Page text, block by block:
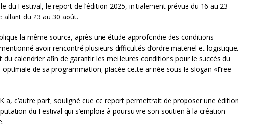
du Festival, le report de l’édition 2025, initialement prévue du 16 au 23
allant du 23 au 30 août.
la même source, après une étude approfondie des conditions
avoir rencontré plusieurs difficultés d’ordre matériel et logistique,
calendrier afin de garantir les meilleures conditions pour le succès du
de sa programmation, placée cette année sous le slogan «Free
a, d’autre part, souligné que ce report permettrait de proposer une édition
du Festival qui s’emploie à poursuivre son soutien à la création